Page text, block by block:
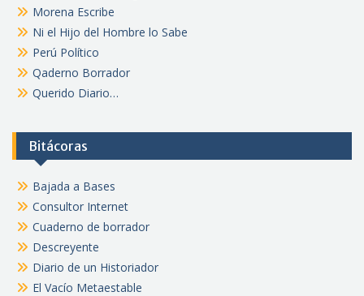
Morena Escribe
Ni el Hijo del Hombre lo Sabe
Perú Político
Qaderno Borrador
Querido Diario…
Bitácoras
Bajada a Bases
Consultor Internet
Cuaderno de borrador
Descreyente
Diario de un Historiador
El Vacío Metaestable